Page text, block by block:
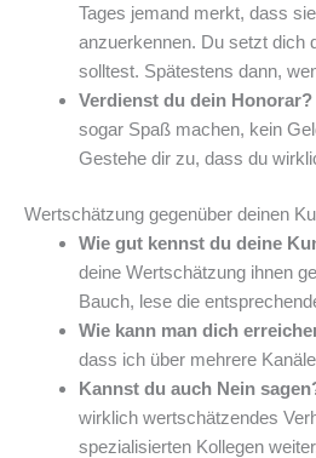
Tages jemand merkt, dass
anzuerkennen. Du setzt dich
solltest. Spätestens dann,
Verdienst du dein Honorar?
sogar Spaß machen, kein
Gestehe dir zu, dass du
Wertschätzung gegenüber deinen
Wie gut kennst du deine
deine Wertschätzung ihnen
Bauch, lese die
Wie kann man dich
dass ich über mehrere
Kannst du auch Nein
wirklich wertschätzendes
spezialisierten Kollegen